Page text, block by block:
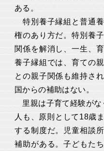
ある。
特別養子縁組と普通
権のあり方だ。特別養
関係を解消し、一生、
養子縁組では、育ての
との親子関係も維持さ
国からの補助はない。
里親は子育て経験がな
人も、原則として18歳
する制度だ。児童相談
補助がある。子どもた